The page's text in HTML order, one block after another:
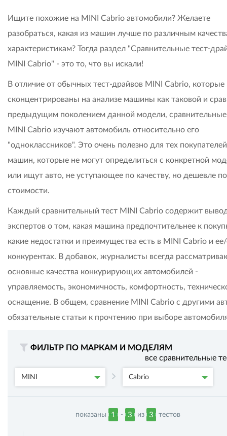
Ищите похожие на MINI Cabrio автомобили? Желаете
разобраться, какая из машин лучше по различным
характеристикам? Тогда раздел "Сравнительные тест-
MINI Cabrio" - это то, что вы искали!
В отличие от обычных тест-драйвов MINI Cabrio, которые
сконцентрированы на анализе машины как таковой и
предыдущим поколением данной модели,
MINI Cabrio изучают автомобиль относительно его
"одноклассников". Это очень полезно для тех покупателей
машин, которые не могут определиться с конкретной
или ищут авто, не уступающее по качеству, но дешевле по
стоимости.
Каждый сравнительный тест MINI Cabrio содержит
экспертов о том, какая машина предпочтительнее к
какие недостатки и преимущества есть в MINI Cabrio и
конкурентах. В добавок, журналисты всегда
основные качества конкурирующих автомобилей -
управляемость, экономичность, комфортность,
оснащение. В общем, сравнение MINI Cabrio с другими
обязательные статьи к прочтению при выборе
ФИЛЬТР ПО МАРКАМ И МОДЕЛЯМ
все сравнительные
MINI Cabrio
показаны 1 - 3 из 3 тестов